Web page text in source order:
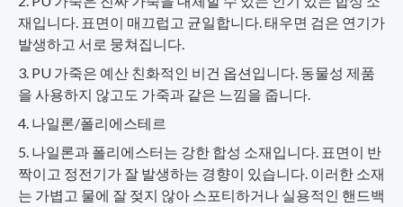
재입니다. 표면이 매끄럽고 균일합니다. 태우면 검은 연기가
발생하고 서로 뭉쳐집니다.
PU 가죽은 예산 친화적인 비건 옵션입니다. 동물성 제품
을 사용하지 않고도 가죽과 같은 느낌을 줍니다.
나일론/폴리에스테르
나일론과 폴리에스터는 강한 합성 소재입니다. 표면이 반
짝이고 정전기가 잘 발생하는 경향이 있습니다. 이러한 소재
는 가볍고 물에 잘 젖지 않아 스포티하거나 실용적인 핸드백